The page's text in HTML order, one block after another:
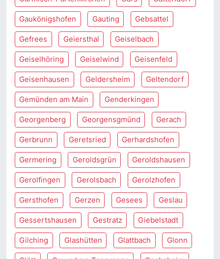
Gaukönigshofen Gauting Gebsattel
Gefrees Geiersthal Geiselbach
Geiselhöring Geiselwind Geisenfeld
Geisenhausen Geldersheim Geltendorf
Gemünden am Main Genderkingen
Georgenberg Georgensgmünd Gerach
Gerbrunn Geretsried Gerhardshofen
Germering Geroldsgrün Geroldshausen
Gerolfingen Gerolsbach Gerolzhofen
Gersthofen Gerzen Gesees Geslau
Gessertshausen Gestratz Giebelstadt
Gilching Glashütten Glattbach Glonn